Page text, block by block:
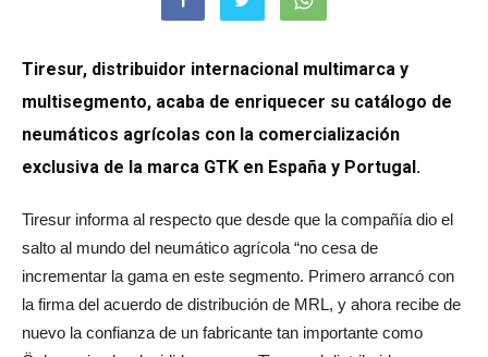
Tiresur, distribuidor internacional multimarca y
multisegmento, acaba de enriquecer su catálogo de
neumáticos agrícolas con la comercialización
exclusiva de la marca GTK en España y Portugal.
Tiresur informa al respecto que desde que la compañía dio el
salto al mundo del neumático agrícola “no cesa de
incrementar la gama en este segmento. Primero arrancó con
la firma del acuerdo de distribución de MRL, y ahora recibe de
nuevo la confianza de un fabricante tan importante como